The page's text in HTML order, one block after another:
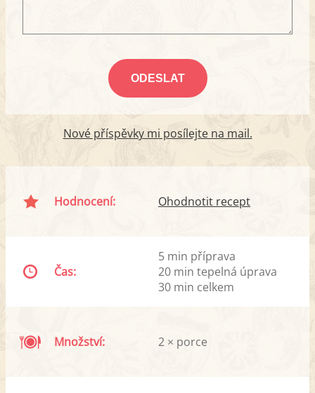
Nové příspěvky mi posílejte na mail.
Hodnocení: Ohodnotit recept
Čas:
5 min příprava
20 min tepelná úprava
30 min celkem
Množství: 2 × porce